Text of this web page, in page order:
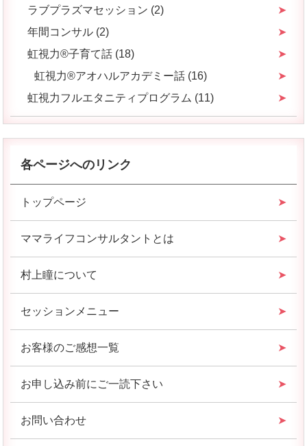
ラブプラズマセッション (2)
年間コンサル (2)
虹視力®️子育て話 (18)
虹視力®️アオハルアカデミー話 (16)
虹視力フルエタニティプログラム (11)
各ページへのリンク
トップページ
ママライフコンサルタントとは
村上瞳について
セッションメニュー
お客様のご感想一覧
お申し込み前にご一読下さい
お問い合わせ